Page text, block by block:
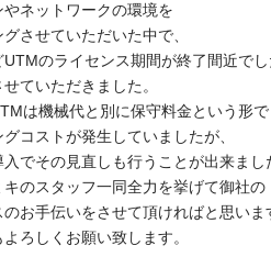
やネットワークの環境を
させていただいた中で、
UTMのライセンス期間が終了間近でし
ていただきました。
は機械代と別に保守料金という形で
コストが発生していましたが、
でその見直しも行うことが出来まし
キのスタッフ一同全力を挙げて御社の
のお手伝いをさせて頂ければと思いま
ろしくお願い致します。